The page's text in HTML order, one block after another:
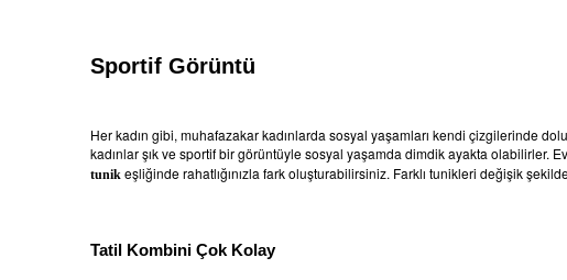
Sportif Görüntü
Her kadın gibi, muhafazakar kadınlarda sosyal yaşamları kendi çizgilerinde
kadınlar şık ve sportif bir görüntüyle sosyal yaşamda dimdik ayakta
tunik eşliğinde rahatlığınızla fark oluşturabilirsiniz. Farklı tunikleri değişik
Tatil Kombini Çok Kolay